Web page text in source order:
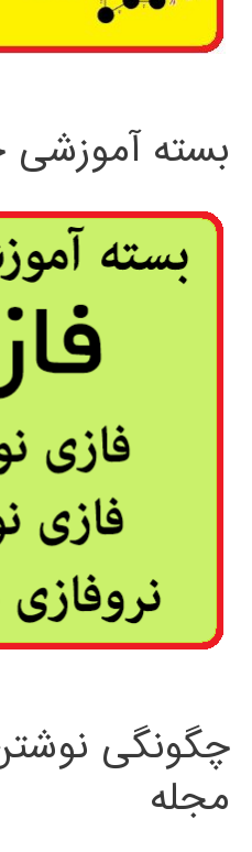
بسته آموزشی
چگونگی
مجله